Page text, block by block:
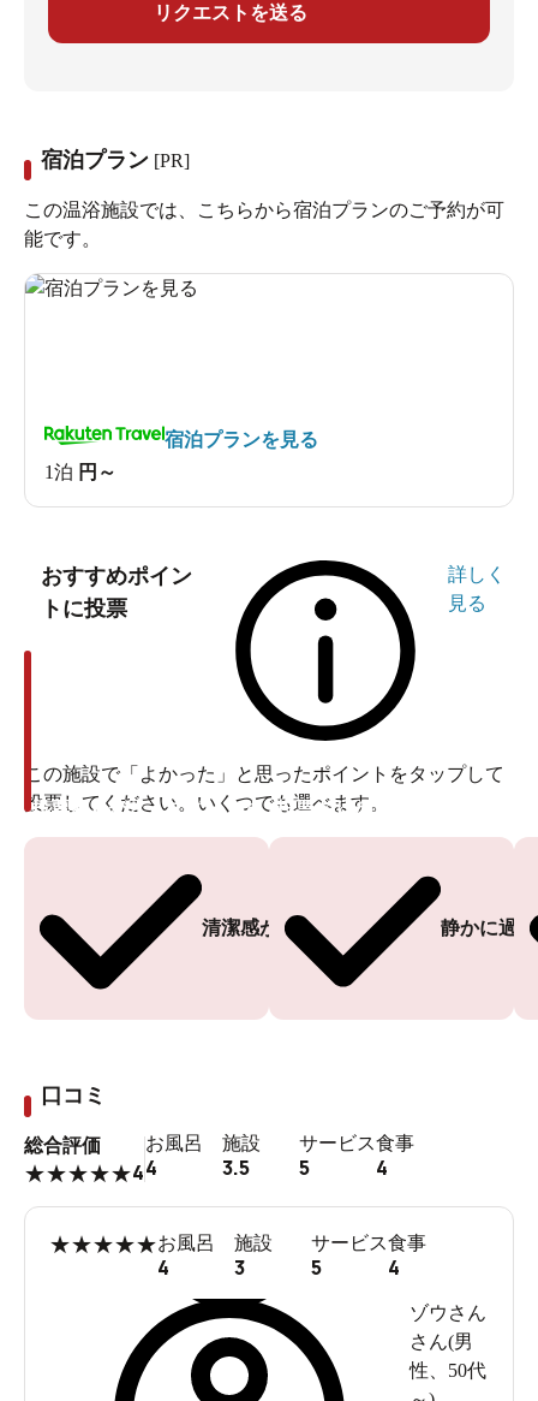
リクエストを送る
宿泊プラン [PR]
この温浴施設では、こちらから宿泊プランのご予約が可
能です。
1泊 円～
宿泊プランを見る
おすすめポイン
トに投票
詳しく
見る
この施設で「よかった」と思ったポイントをタップして
投票してください。いくつでも選べます。
清潔感がある
投票ありがとうございます
静かに過
投票ありがとうございます
口コミ
総合評価
★★★★★4
お風呂
4
施設
3.5
サービス
5
食事
4
★★★★★お風呂
4
施設
3
サービス
5
食事
4
ゾウさん
さん(男
性
50代